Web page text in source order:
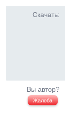
Скачать:
Вы автор?
Жалоба